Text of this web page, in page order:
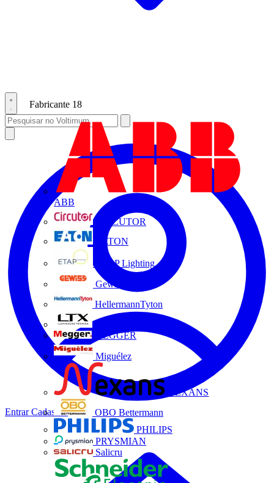
Fabricante 18
ABB
CIRCUTOR
EATON
ETAP Lighting
Gewiss
HellermannTyton
MEGGER
Miguélez
NEXANS
OBO Bettermann
PHILIPS
PRYSMIAN
Salicru
EntrarCadastrar